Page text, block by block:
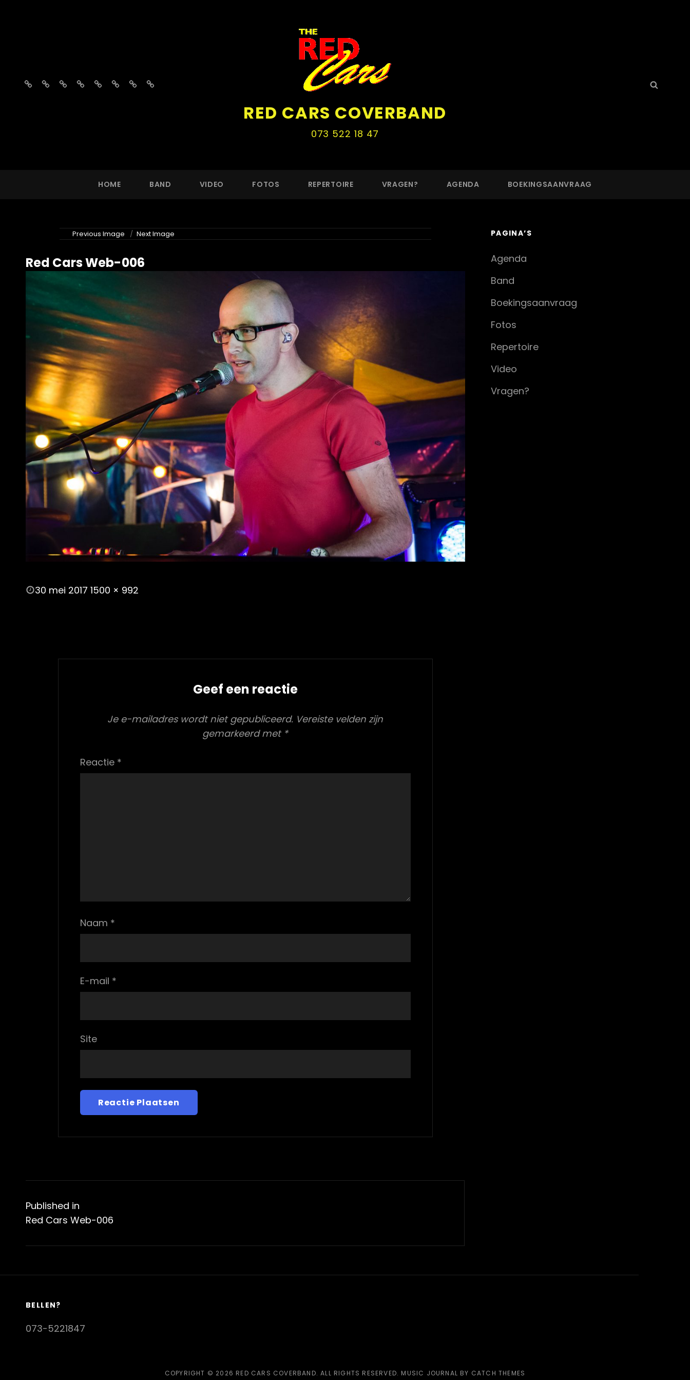
HomeBandVideoFotosRepertoire
Vragen?AgendaBoekingsaanvraag
RED CARS COVERBAND
073 522 18 47
Search
HOME BAND VIDEO FOTOS REPERTOIRE VRAGEN? AGENDA BOEKINGSAANVRAAG
Previous Image Next Image
Red Cars Web-006
POSTED
30 mei 2017 1500 × 992
Geef een reactie
Je e-mailadres wordt niet gepubliceerd. Vereiste velden zijn
gemarkeerd met *
Reactie *
Naam *
E-mail *
Site
navigatie
Published in
Red Cars Web-006
PAGINA’S
Agenda
Band
Boekingsaanvraag
Fotos
Repertoire
Video
Vragen?
BELLEN?
073-5221847
COPYRIGHT © 2026 RED CARS COVERBAND. ALL RIGHTS RESERVED. MUSIC JOURNAL BY CATCH THEMES